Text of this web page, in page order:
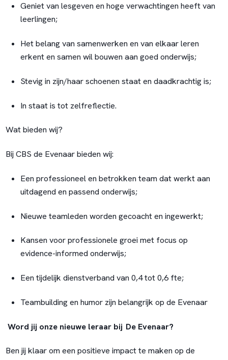
Geniet van lesgeven en hoge verwachtingen heeft van
leerlingen;
Het belang van samenwerken en van elkaar leren
erkent en samen wil bouwen aan goed onderwijs;
Stevig in zijn/haar schoenen staat en daadkrachtig is;
In staat is tot zelfreflectie.
Wat bieden wij?
Bij CBS de Evenaar bieden wij:
Een professioneel en betrokken team dat werkt aan
uitdagend en passend onderwijs;
Nieuwe teamleden worden gecoacht en ingewerkt;
Kansen voor professionele groei met focus op
evidence-informed onderwijs;
Een tijdelijk dienstverband van 0,4 tot 0,6 fte;
Teambuilding en humor zijn belangrijk op de Evenaar
Word jij onze nieuwe leraar bij De Evenaar?
Ben jij klaar om een positieve impact te maken op de